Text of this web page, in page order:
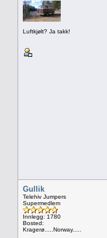
Luftkjølt? Ja takk!
Gullik
Telehiv Jumpers
Supermedlem
Innlegg: 1780
Bosted:
Kragerø.....Norway.....